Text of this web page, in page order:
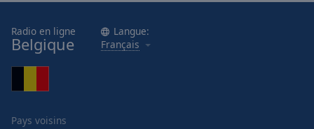
Radio en ligne
Belgique
Langue:
Français
Pays voisins